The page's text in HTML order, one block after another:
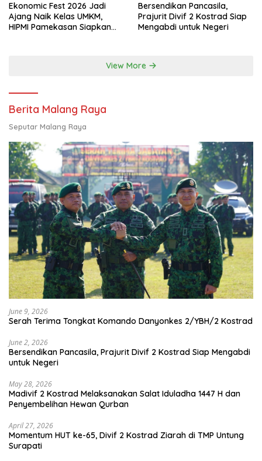
Ekonomic Fest 2026 Jadi
Ajang Naik Kelas UMKM,
HIPMI Pamekasan Siapkan
Bersendikan Pancasila,
Prajurit Divif 2 Kostrad Siap
Mengabdi untuk Negeri
View More
Berita Malang Raya
Seputar Malang Raya
June 9, 2026
Serah Terima Tongkat Komando Danyonkes 2/YBH/2 Kostrad
June 2, 2026
Bersendikan Pancasila, Prajurit Divif 2 Kostrad Siap Mengabdi
untuk Negeri
May 28, 2026
Madivif 2 Kostrad Melaksanakan Salat Iduladha 1447 H dan
Penyembelihan Hewan Qurban
April 27, 2026
Momentum HUT ke-65, Divif 2 Kostrad Ziarah di TMP Untung
Surapati